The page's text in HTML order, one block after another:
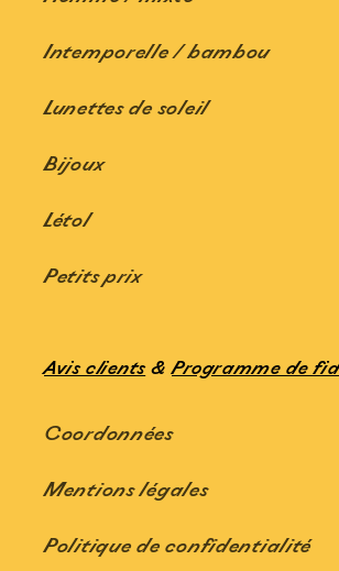
Intemporelle / bambou
Lunettes de soleil
Bijoux
Létol
Petits prix
Avis clients&Programme de
Coordonnées
Mentions légales
Politique de confidentialité